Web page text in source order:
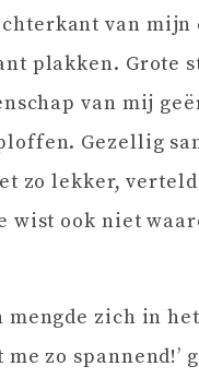
van
plakken. Grote
van mij
Gezellig
zo lekker,
wist ook niet
zich in
zo spannend!’